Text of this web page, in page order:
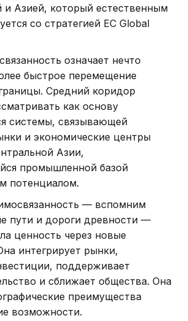
Азией, который естественным
со стратегией ЕС Global
означает нечто
быстрое перемещение
Средний коридор
как основу
системы, связывающей
и экономические центры
Азии,
промышленной базой
потенциалом.
— вспомним
пути и дороги древности —
ценность через новые
интегрирует рынки,
поддерживает
и сближает общества. Она
преимущества
возможности.